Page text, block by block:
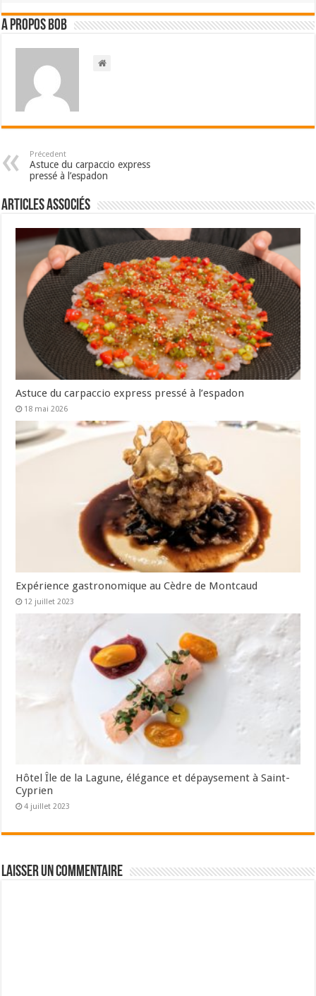
A propos bOb
Précedent
Astuce du carpaccio express
pressé à l’espadon
Articles associés
Astuce du carpaccio express pressé à l’espadon
18 mai 2026
Expérience gastronomique au Cèdre de Montcaud
12 juillet 2023
Hôtel Île de la Lagune, élégance et dépaysement à Saint-
Cyprien
4 juillet 2023
Laisser un commentaire